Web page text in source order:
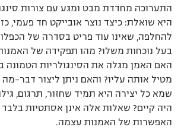
התערוכה מחדדת מבט ומגע עם צורות
היא שואלת: כיצד נוצר אובייקט חד פעמי,
להחלפה, שאינו עוד פריט בסדרה של
בעל נוכחות משלו? מהו תפקידה של
האם האמן מגלה את הסינגולריות הטמונה
מטיל אותה עליו? והאם ניתן ליצור דבר-מה
שמא כל יצירה היא תמיד שחזור, תרגום,
היה קיים? שאלות אלה אינן אסתטיות בלבד
האפשרות של האמנות עצמה.